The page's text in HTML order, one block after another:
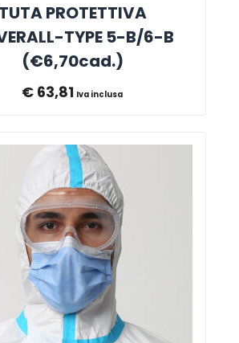
TUTA PROTETTIVA
TYPE 5-B/6-B
(€6,70cad.)
€ 63,81 Iva inclusa